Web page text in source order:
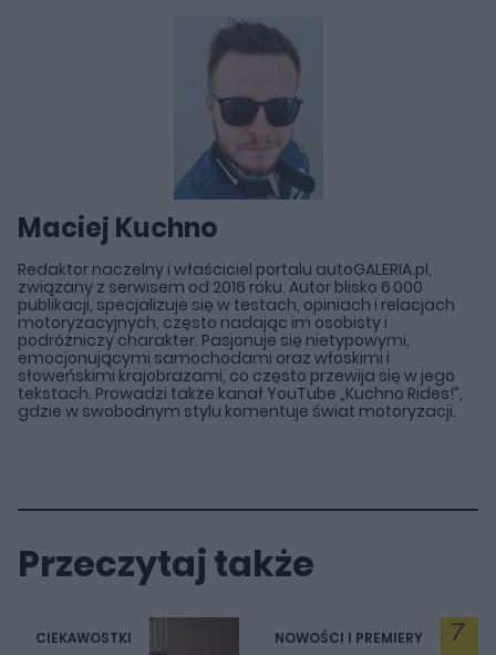
Maciej Kuchno
Redaktor naczelny i właściciel portalu autoGALERIA.pl,
związany z serwisem od 2016 roku. Autor blisko 6 000
publikacji, specjalizuje się w testach, opiniach i relacjach
motoryzacyjnych, często nadając im osobisty i
podróżniczy charakter. Pasjonuje się nietypowymi,
emocjonującymi samochodami oraz włoskimi i
słoweńskimi krajobrazami, co często przewija się w jego
tekstach. Prowadzi także kanał YouTube „Kuchno Rides!”,
gdzie w swobodnym stylu komentuje świat motoryzacji.
Przeczytaj także
CIEKAWOSTKI NOWOŚCI I PREMIERY